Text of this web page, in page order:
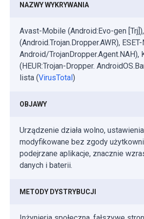
NAZWY WYKRYWANIA
Avast-Mobile (Android:Evo-gen
(Android.Trojan.Dropper.AWR),
Android/TrojanDropper.Agent.NAH),
(HEUR:Trojan-Dropper.
lista (VirusTotal)
OBJAWY
Urządzenie działa wolno,
modyfikowane bez zgody
podejrzane aplikacje, znacznie
danych i baterii.
METODY DYSTRYBUCJI